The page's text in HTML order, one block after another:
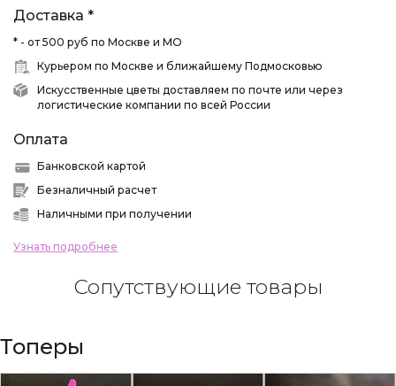
Доставка *
* - от 500 руб по Москве и МО
Курьером по Москве и ближайшему Подмосковью
Искусственные цветы доставляем по почте или через
логистические компании по всей России
Оплата
Банковской картой
Безналичный расчет
Наличными при получении
Узнать подробнее
Сопутствующие товары
Топеры